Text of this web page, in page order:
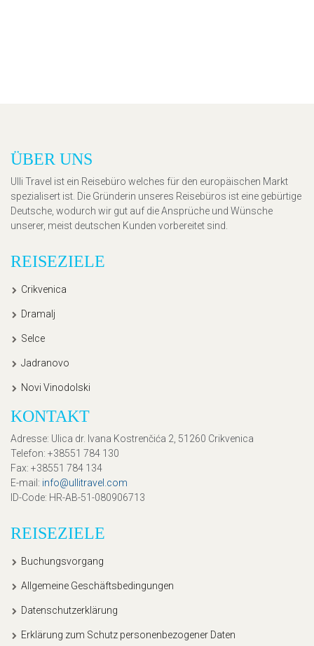
ÜBER UNS
Ulli Travel ist ein Reisebüro welches für den europäischen Markt
spezialisert ist. Die Gründerin unseres Reisebüros ist eine gebürtige
Deutsche, wodurch wir gut auf die Ansprüche und Wünsche
unserer, meist deutschen Kunden vorbereitet sind.
REISEZIELE
Crikvenica
Dramalj
Selce
Jadranovo
Novi Vinodolski
KONTAKT
Adresse: Ulica dr. Ivana Kostrenčića 2, 51260 Crikvenica
Telefon: +38551 784 130
Fax: +38551 784 134
E-mail : info@ullitravel.com
ID-Code: HR-AB-51-080906713
REISEZIELE
Buchungsvorgang
Allgemeine Geschäftsbedingungen
Datenschutzerklärung
Erklärung zum Schutz personenbezogener Daten